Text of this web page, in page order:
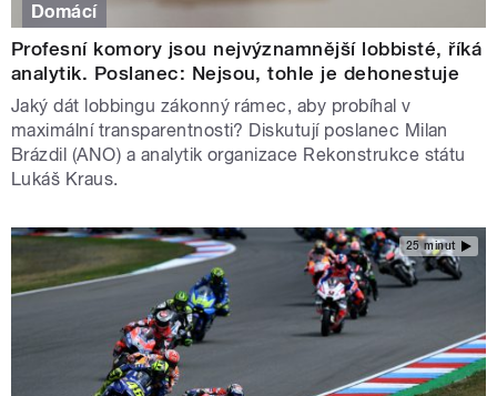
Domácí
Profesní komory jsou nejvýznamnější lobbisté, říká
analytik. Poslanec: Nejsou, tohle je dehonestuje
Jaký dát lobbingu zákonný rámec, aby probíhal v
maximální transparentnosti? Diskutují poslanec Milan
Brázdil (ANO) a analytik organizace Rekonstrukce státu
Lukáš Kraus.
25 minut